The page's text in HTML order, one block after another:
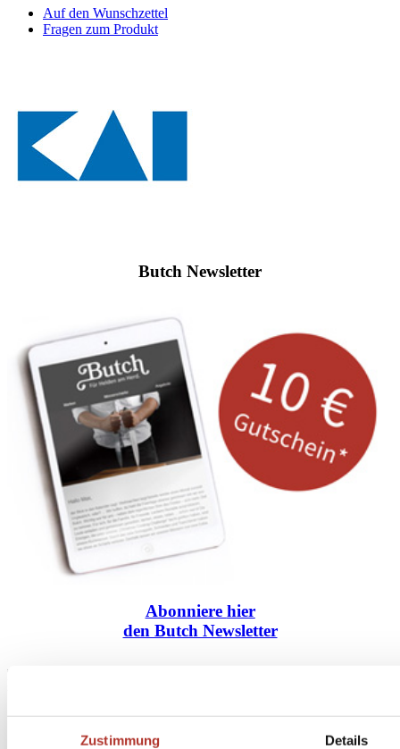
Zustimmung Details
Auf den Wunschzettel
Fragen zum Produkt
Butch Newsletter
Abonniere hier
den Butch Newsletter
* Dein persönlicher Gutschein ist ab einem Bestellwert von 100,- Euro, nach Abzug der